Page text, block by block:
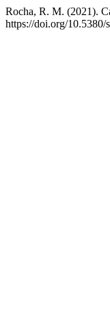
Rocha, R. M. (2021).
https://doi.org/10.5380/